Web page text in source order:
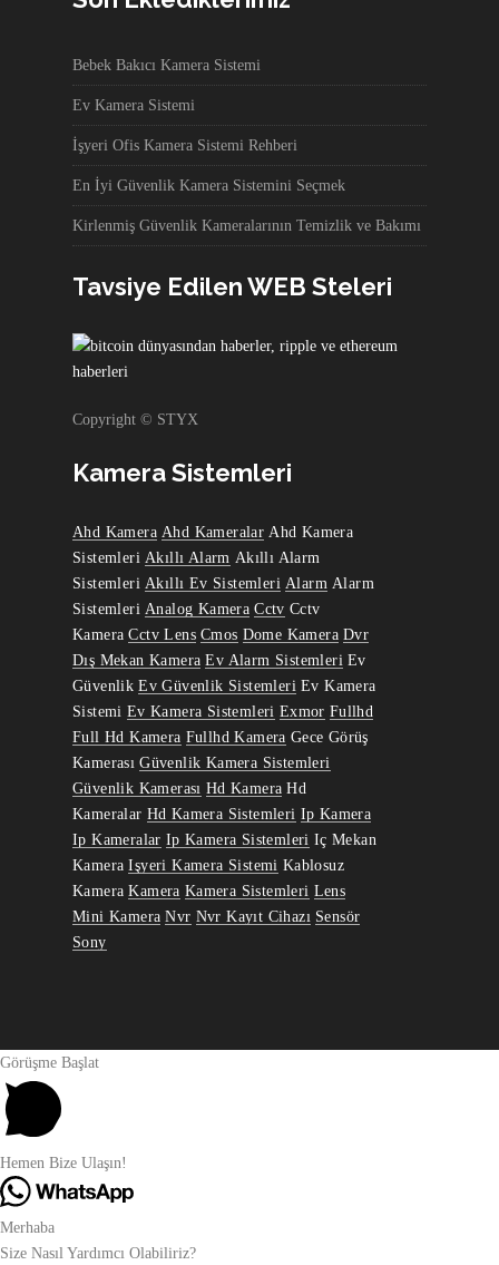
Bebek Bakıcı Kamera Sistemi
Ev Kamera Sistemi
İşyeri Ofis Kamera Sistemi Rehberi
En İyi Güvenlik Kamera Sistemini Seçmek
Kirlenmiş Güvenlik Kameralarının Temizlik ve Bakımı
Tavsiye Edilen WEB Steleri
Copyright © STYX
Kamera Sistemleri
Ahd Kamera Ahd Kameralar Ahd Kamera
Sistemleri Akıllı Alarm Akıllı Alarm
Sistemleri Akıllı Ev Sistemleri Alarm Alarm
Sistemleri Analog Kamera Cctv Cctv
Kamera Cctv Lens Cmos Dome Kamera Dvr
Dış Mekan Kamera Ev Alarm Sistemleri Ev
Güvenlik Ev Güvenlik Sistemleri Ev Kamera
Sistemi Ev Kamera Sistemleri Exmor Fullhd
Full Hd Kamera Fullhd Kamera Gece Görüş
Kamerası Güvenlik Kamera Sistemleri
Güvenlik Kamerası Hd Kamera Hd
Kameralar Hd Kamera Sistemleri Ip Kamera
Ip Kameralar Ip Kamera Sistemleri Iç Mekan
Kamera Işyeri Kamera Sistemi Kablosuz
Kamera Kamera Kamera Sistemleri Lens
Mini Kamera Nvr Nvr Kayıt Cihazı Sensör
Sony
Görüşme Başlat
Hemen Bize Ulaşın!
Merhaba
Size Nasıl Yardımcı Olabiliriz?